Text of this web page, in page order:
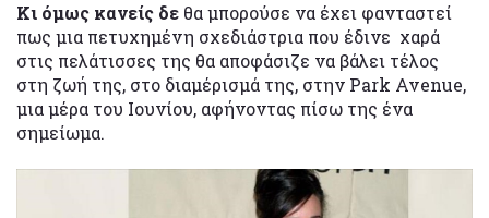
Κι όμως κανείς δε θα μπορούσε να έχει φανταστεί
πως μια πετυχημένη σχεδιάστρια που έδινε χαρά
στις πελάτισσες της θα αποφάσιζε να βάλει τέλος
στη ζωή της, στο διαμέρισμά της, στην Park Avenue,
μια μέρα του Ιουνίου, αφήνοντας πίσω της ένα
σημείωμα.